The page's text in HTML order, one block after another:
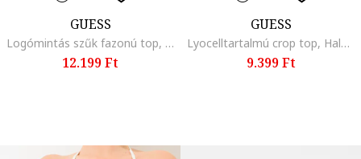
GUESS
Logómintás szűk fazonú top, Világosszürke/Fehér
12.199 Ft
GUESS
Lyocelltartalmú crop top, Halványkék
9.399 Ft